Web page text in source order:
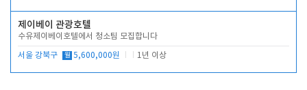
제이베이 관광호텔
수유제이베이호텔에서 청소팀 모집합니다
서울 강북구 월 5,600,000원 1년 이상